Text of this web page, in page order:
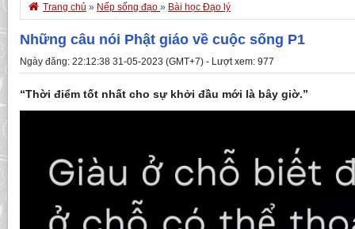
 Trang chủ » Nếp sống đạo » Bài học Đạo lý
Những câu nói Phật giáo về cuộc sống P1
Ngày đăng: 22:12:38 31-05-2023 (GMT+7) - Lượt xem: 977
“Thời điểm tốt nhất cho sự khởi đầu mới là bây giờ.”